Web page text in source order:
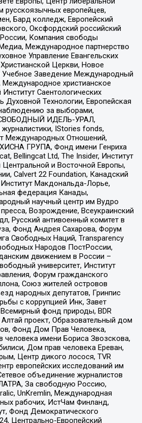
русскоязычных европейцев,
Бард колледж, Европейский
Оксфордский российский
Компания свободы
Международное партнерство
Управление Евангельских
Церкви, Новое
Учебное Заведение Международный
христианское
Саентологических
Духовной Технологии, Европейская
за выборами,
СВОБОДНЫЙ ИДЕЛЬ-УРАЛ,
IStories fonds,
Международных Отношений,
ГРУПА, Фонд имени Генриха
Bellingcat Ltd, The Insider, Институт
и Восточной Европы,
Calvert 22 Foundation, Канадский
Институт Макдональда-Лорье,
федерация Канады,
научный центр им Вудро
Возрождение, Всеукраинский
Русский антивоенный комитет в
Фонд Андрея Сахарова, Форум
Свободных Наций, Transparеncy
Народов ПостРоссии,
движением в России –
университет, Институт
Форум гражданского
Союз жителей островов
народных депутатов, Гринпис
с коррупцией Инк, Завет
Всемирный фонд природы, BDR
Алтай проект, Образовательный дом
Фонд Дом Прав Человека,
человека имени Бориса Звозскова,
Дом прав человека Ереван,
Центр дикого лосося, TVR
европейских исследований им
объединение журналистов
За свободную Россию,
UnKremlin, Международная
рабочих, ИстЧам Финланд,
Фонд Демократического
Центрально-Европейский